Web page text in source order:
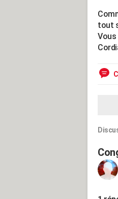
tout
Vous